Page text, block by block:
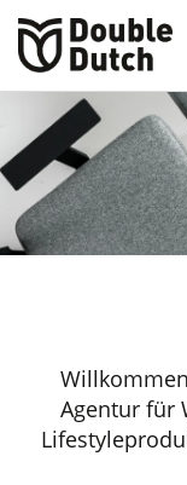
Agentur für